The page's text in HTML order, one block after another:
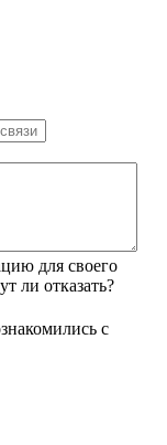
для своего
ли отказать?
с